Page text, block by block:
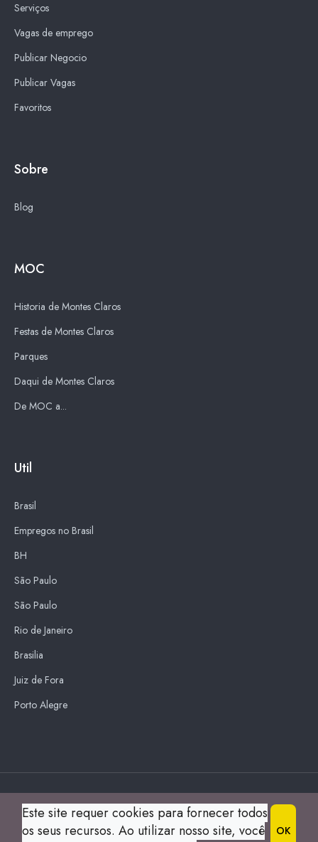
Serviços
Vagas de emprego
Publicar Negocio
Publicar Vagas
Favoritos
Sobre
Blog
MOC
Historia de Montes Claros
Festas de Montes Claros
Parques
Daqui de Montes Claros
De MOC a...
Util
Brasil
Empregos no Brasil
BH
São Paulo
São Paulo
Rio de Janeiro
Brasilia
Juiz de Fora
Porto Alegre
© 2004 Guia Montes Claros All Right Reserved.
Blue Sky s
Este site requer cookies para fornecer todos
os seus recursos. Ao utilizar nosso site, você
OK